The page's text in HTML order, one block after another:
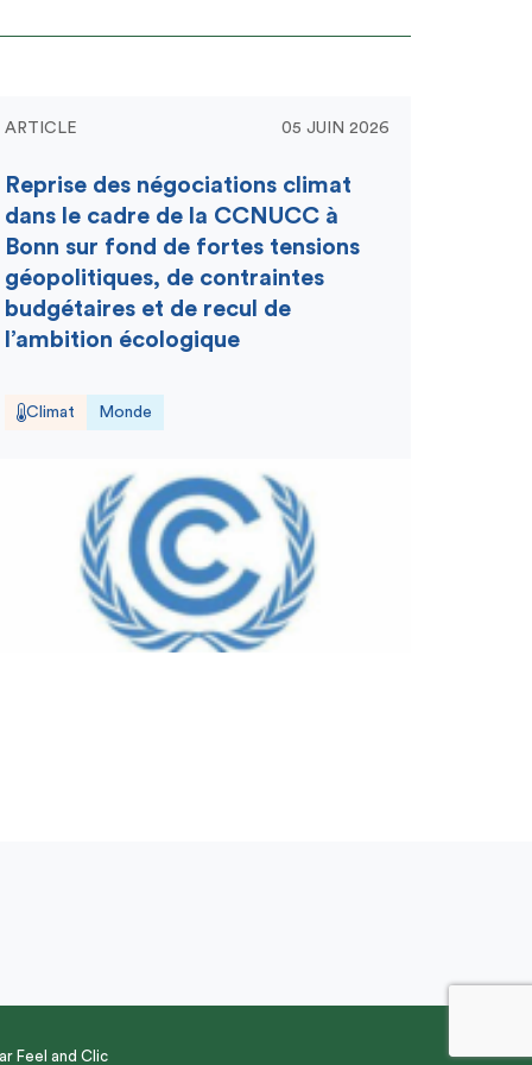
ARTICLE 05 JUIN 2026
Reprise des négociations climat
dans le cadre de la CCNUCC à
Bonn sur fond de fortes tensions
géopolitiques, de contraintes
budgétaires et de recul de
l’ambition écologique
Climat Monde
Feel and Clic